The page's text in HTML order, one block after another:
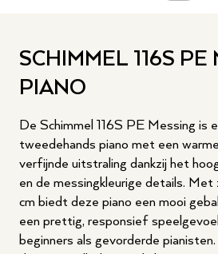
SCHIMMEL 116S PE
PIANO
De Schimmel 116S PE Messing is
tweedehands piano met een
verfijnde uitstraling dankzij het
en de messingkleurige details. Met
cm biedt deze piano een mooi
een prettig, responsief
beginners als gevorderde